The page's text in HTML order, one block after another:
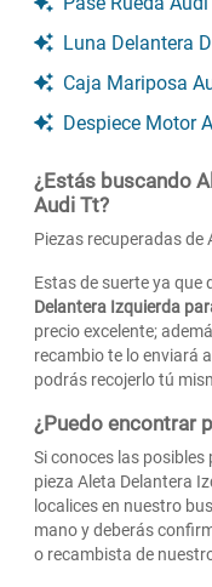
Luna Delantera
Caja Mariposa
Despiece Motor
¿Estás buscando
Audi Tt?
Piezas recuperadas de
Estas de suerte ya que
Delantera Izquierda
precio excelente;
recambio te lo enviará
podrás recojerlo tú
¿Puedo encontrar
Si conoces las
pieza Aleta Delantera
localices en nuestro
mano y deberás
o recambista de